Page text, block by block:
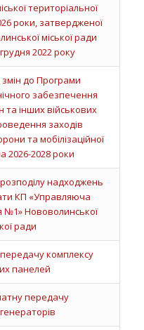
територіальної
роки, затвердженої
міської ради
2022 року
до Програми
забезпечення
та інших військових
заходів
та мобілізаційної
2026-2028 роки
надходжень
КП «Управляюча
№1» Нововолинської
ради
комплексу
панелей
передачу